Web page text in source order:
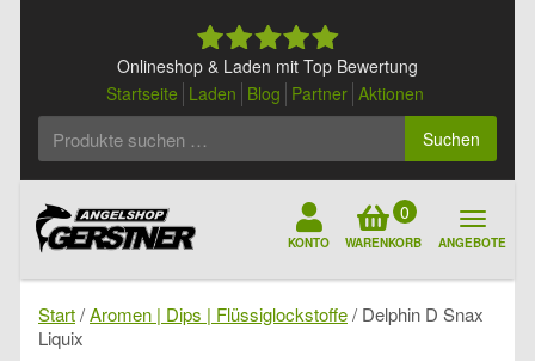
Onlineshop & Laden mit Top Bewertung
Startseite Laden Blog Partner Aktionen
Suchen
KONTO
0
WARENKORB ANGEBOTE
Start/Aromen | Dips | Flüssiglockstoffe/ Delphin D Snax
Liquix